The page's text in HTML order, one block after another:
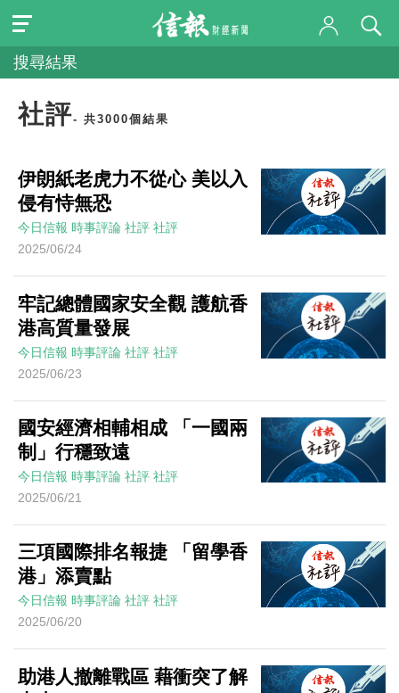
搜尋結果
社評- 共3000個結果
伊朗紙老虎力不從心 美以入
侵有恃無恐
今日信報 時事評論 社評 社評
2025/06/24
牢記總體國家安全觀 護航香
港高質量發展
今日信報 時事評論 社評 社評
2025/06/23
國安經濟相輔相成 「一國兩
制」行穩致遠
今日信報 時事評論 社評 社評
2025/06/21
三項國際排名報捷 「留學香
港」添賣點
今日信報 時事評論 社評 社評
2025/06/20
助港人撤離戰區 藉衝突了解